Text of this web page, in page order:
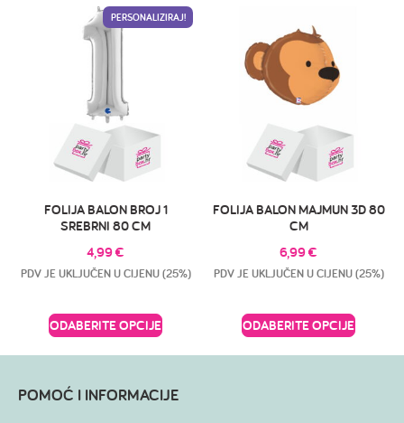
PERSONALIZIRAJ!
FOLIJA BALON BROJ 1
SREBRNI 80 CM
4,99€
PDV JE UKLJUČEN U CIJENU (25%)
ODABERITE OPCIJE
FOLIJA BALON MAJMUN 3D 80
CM
6,99€
PDV JE UKLJUČEN U CIJENU (25%)
ODABERITE OPCIJE
POMOĆ I INFORMACIJE